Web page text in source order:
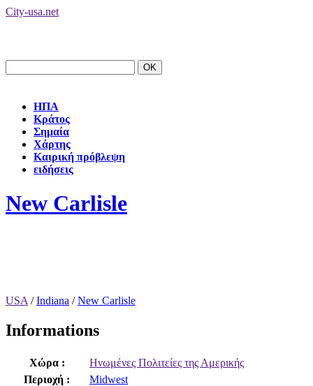
City-usa.net
ΗΠΑ
Κράτος
Σημαία
Χάρτης
Καιρική πρόβλεψη
ειδήσεις
New Carlisle
USA /Indiana /New Carlisle
Informations
Χώρα :
Ηνωμένες Πολιτείες της Αμερικής
Περιοχή :
Midwest